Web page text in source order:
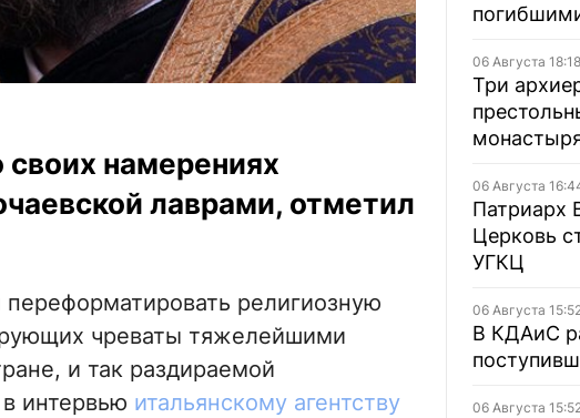
своих намерениях
лаврами, отметил
религиозную
чреваты тяжелейшими
и так раздираемой
интервью итальянскому агентству
06 Августа 18:18
Три
06 Августа
Патриарх
Церковь
УГКЦ
06 Августа
В КДАиС
06 Августа